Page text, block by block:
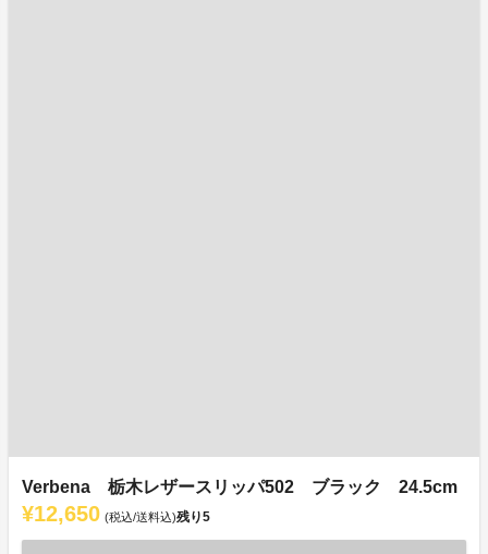
Verbena 栃木レザースリッパ502 ブラック 24.5cm
¥12,650 (税込/送料込)残り5